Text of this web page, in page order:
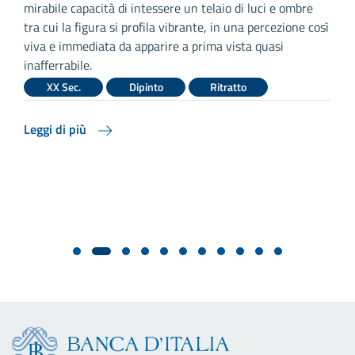
mirabile capacità di intessere un telaio di luci e ombre
tra cui la figura si profila vibrante, in una percezione così
viva e immediata da apparire a prima vista quasi
inafferrabile.
XX Sec. Dipinto Ritratto
Leggi di più